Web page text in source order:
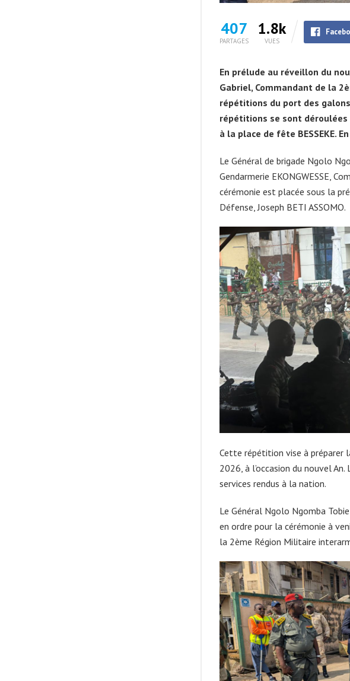
407
PARTAGES
1.8k
VUES
En prélude au réveillon du
Gabriel, Commandant de la
répétitions du port des
répétitions se sont
à la place de fête BESSEKE.
Le Général de brigade Ngolo
Gendarmerie EKONGWESSE,
cérémonie est placée sous la
Défense, Joseph BETI ASSOMO.
Cette répétition vise à préparer
2026, à l’occasion du nouvel
services rendus à la nation.
Le Général Ngolo Ngomba
en ordre pour la cérémonie à
la 2ème Région Militaire